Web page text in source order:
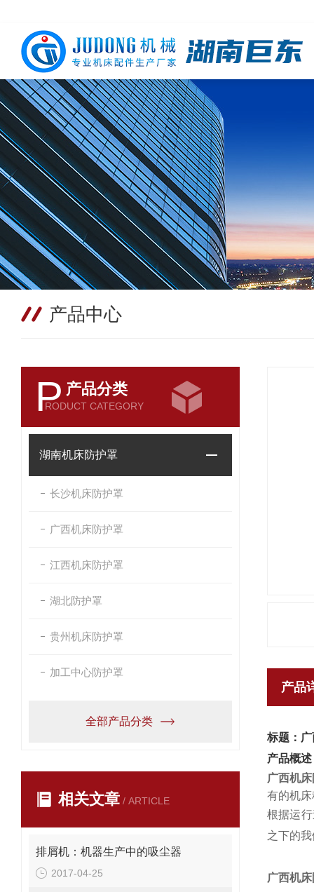
产品中心
P 产品分类
RODUCT CATEGORY
湖南机床防护罩
长沙机床防护罩
广西机床防护罩
江西机床防护罩
湖北防护罩
贵州机床防护罩
加工中心防护罩
全部产品分类
相关文章 / ARTICLE
排屑机：机器生产中的吸尘器
2017-04-25
产品
标题：
产品概述
广西机
有的机
根据运
之下的
广西机